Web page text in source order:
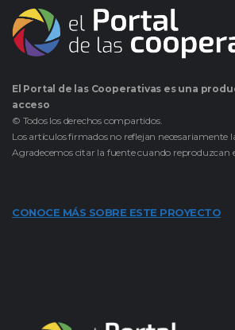
El Portal de las Cooperativas es una
acceso
© Todos los derechos compartidos.
Los artículos firmados no reflejan necesariamente
Agradecemos citar la fuente cuando reproduzcan
CONOCE MÁS SOBRE ESTE PROYECTO